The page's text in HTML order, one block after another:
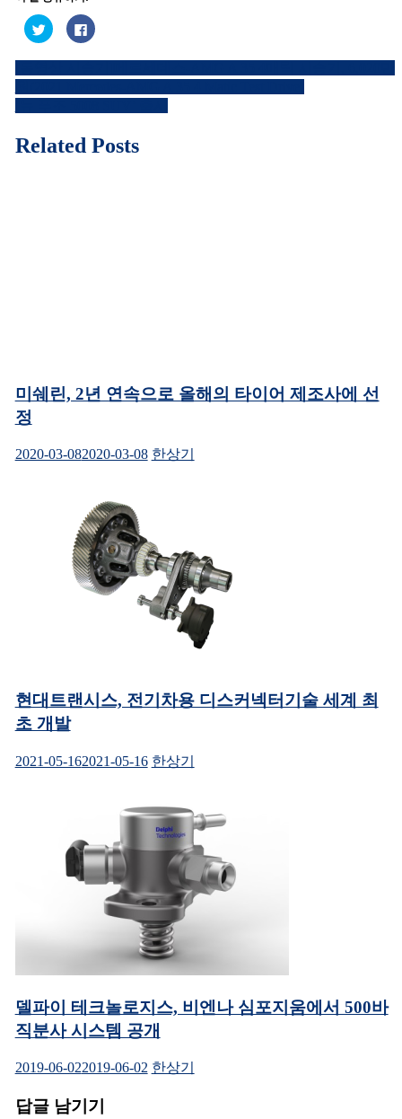
트
위
로
유
기
(새
서
열
페
이
북
공
하
려
릭
하
글
내
게
Related Posts
미쉐린, 2년 연속으로 올해의 타이어 제조사에 선
정
2020-03-082020-03-08 한상기
현대트랜시스, 전기차용 디스커넥터기술 세계 최
초 개발
2021-05-162021-05-16 한상기
델파이 테크놀로지스, 비엔나 심포지움에서 500바
직분사 시스템 공개
2019-06-022019-06-02 한상기
답글 남기기